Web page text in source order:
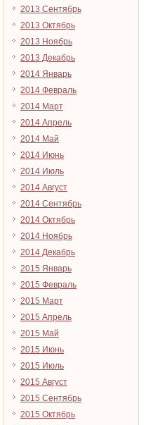
2013 Сентябрь
2013 Октябрь
2013 Ноябрь
2013 Декабрь
2014 Январь
2014 Февраль
2014 Март
2014 Апрель
2014 Май
2014 Июнь
2014 Июль
2014 Август
2014 Сентябрь
2014 Октябрь
2014 Ноябрь
2014 Декабрь
2015 Январь
2015 Февраль
2015 Март
2015 Апрель
2015 Май
2015 Июнь
2015 Июль
2015 Август
2015 Сентябрь
2015 Октябрь